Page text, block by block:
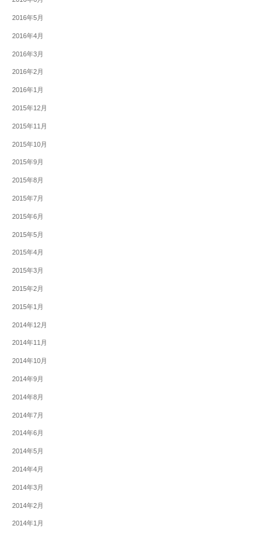
2016年5月
2016年4月
2016年3月
2016年2月
2016年1月
2015年12月
2015年11月
2015年10月
2015年9月
2015年8月
2015年7月
2015年6月
2015年5月
2015年4月
2015年3月
2015年2月
2015年1月
2014年12月
2014年11月
2014年10月
2014年9月
2014年8月
2014年7月
2014年6月
2014年5月
2014年4月
2014年3月
2014年2月
2014年1月